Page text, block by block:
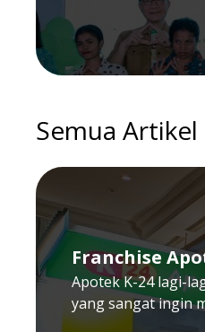
Semua Artikel
Franchise
Apotek K-24 lagi-
yang sangat ingin